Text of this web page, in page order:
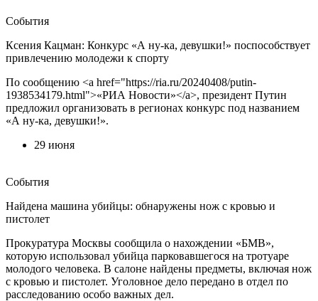
События
Ксения Кацман: Конкурс «А ну-ка, девушки!» поспособствует
привлечению молодежи к спорту
По сообщению <a href="https://ria.ru/20240408/putin-
1938534179.html">«РИА Новости»</a>, президент Путин
предложил организовать в регионах конкурс под названием
«А ну-ка, девушки!».
29 июня
События
Найдена машина убийцы: обнаружены нож с кровью и
пистолет
Прокуратура Москвы сообщила о нахождении «БМВ»,
которую использовал убийца парковавшегося на тротуаре
молодого человека. В салоне найдены предметы, включая нож
с кровью и пистолет. Уголовное дело передано в отдел по
расследованию особо важных дел.